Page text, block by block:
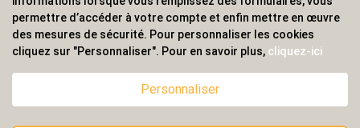
ALVS, fournisseur d'objets publicitaires, pour les
professionnels. Une implantation nationale, une
couverture internationale.
permettre d’accéder à votre compte et enfin mettre en œuvre
des mesures de sécurité. Pour personnaliser les cookies
cliquez sur "Personnaliser". Pour en savoir plus, cliquez-ici
Personnaliser